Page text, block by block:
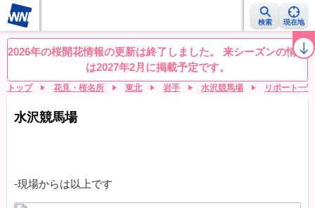
検索 現在地
桜レーダー 名所ランキング 桜開花予想NEWS お花見動画 目的別
2026年の桜開花情報の更新は終了しました。 来シーズンの情報
は2027年2月に掲載予定です。
トップ 花見・桜名所 東北 岩手 水沢競馬場 リポート一覧
水沢競馬場
-現場からは以上です